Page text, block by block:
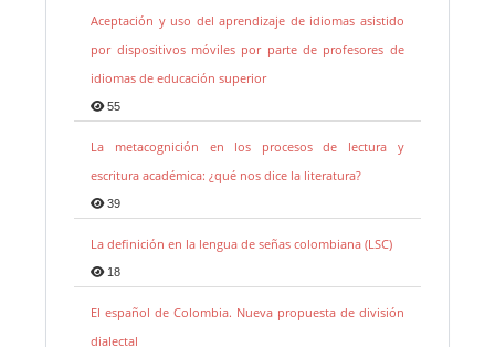
Aceptación y uso del aprendizaje de idiomas asistido
por dispositivos móviles por parte de profesores de
idiomas de educación superior
55
La metacognición en los procesos de lectura y
escritura académica: ¿qué nos dice la literatura?
39
La definición en la lengua de señas colombiana (LSC)
18
El español de Colombia. Nueva propuesta de división
dialectal